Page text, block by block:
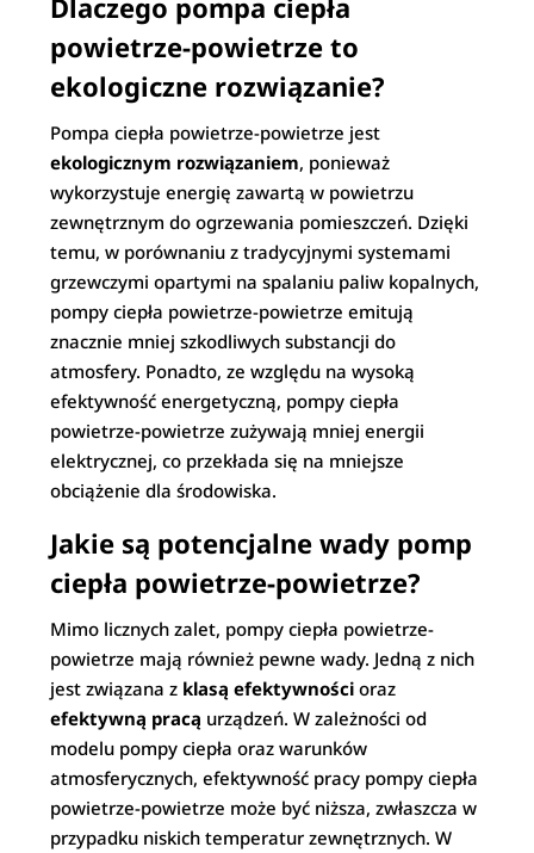
powietrze-powietrze to
ekologiczne rozwiązanie?
Pompa ciepła powietrze-powietrze jest
ekologicznym rozwiązaniem, ponieważ
wykorzystuje energię zawartą w powietrzu
zewnętrznym do ogrzewania pomieszczeń. Dzięki
temu, w porównaniu z tradycyjnymi systemami
grzewczymi opartymi na spalaniu paliw kopalnych,
pompy ciepła powietrze-powietrze emitują
znacznie mniej szkodliwych substancji do
atmosfery. Ponadto, ze względu na wysoką
efektywność energetyczną, pompy ciepła
powietrze-powietrze zużywają mniej energii
elektrycznej, co przekłada się na mniejsze
obciążenie dla środowiska.
Jakie są potencjalne wady pomp
ciepła powietrze-powietrze?
Mimo licznych zalet, pompy ciepła powietrze-
powietrze mają również pewne wady. Jedną z nich
jest związana z klasą efektywności oraz
efektywną pracą urządzeń. W zależności od
modelu pompy ciepła oraz warunków
atmosferycznych, efektywność pracy pompy ciepła
powietrze-powietrze może być niższa, zwłaszcza w
przypadku niskich temperatur zewnętrznych. W